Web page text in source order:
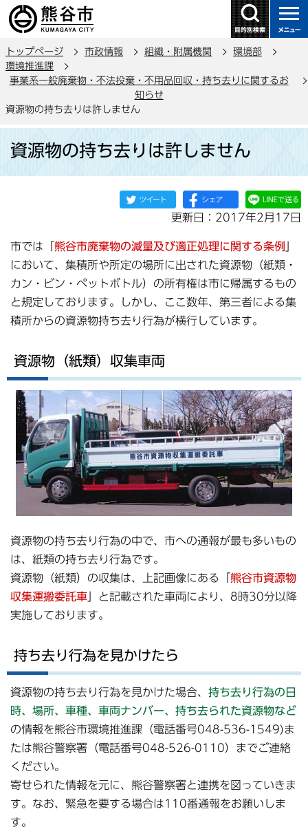
の
ー
ジ
先
頭
トップページ 市政情報 組織・附属機関
環境部
環境推進課
事業系一般廃棄物・不法投棄・不用品回収・持ち去りに関するお
知らせ
資源物の持ち去りは許しません
資源物の持ち去りは許しません
更新日：2017年2月17日
市では「 熊谷市廃棄物の減量及び適正処理に関する条例
において、集積所や所定の場所に出された資源物（紙類・
カン・ビン・ペットボトル）の所有権は市に帰属するもの
と規定しております。しかし、ここ数年、第三者による集
積所からの資源物持ち去り行為が横行しています。
資源物（紙類）収集車両
資源物の持ち去り行為の中で、市への通報が最も多いもの
は、紙類の持ち去り行為です。
資源物（紙類）の収集は、上記画像にある「 熊谷市資源物
収集運搬委託車 」と記載された車両により、8時30分以降
実施しております。
持ち去り行為を見かけたら
資源物の持ち去り行為を見かけた場合、 持ち去り行為の日
時、場所、車種、車両ナンバー、持ち去られた資源物など
の情報を熊谷市環境推進課（電話番号048-536-1549)ま
たは熊谷警察署（電話番号048-526-0110）までご連絡
ください。
寄せられた情報を元に、熊谷警察署と連携を図っていきま
す。なお、緊急を要する場合は110番通報をお願いしま
す。